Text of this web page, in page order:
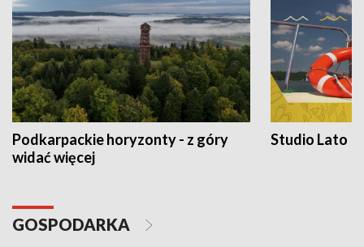
Podkarpackie horyzonty - z góry
widać więcej
Studio Lato
GOSPODARKA